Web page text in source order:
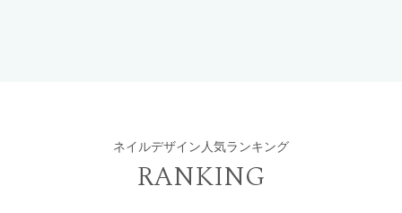
ネイルデザイン人気ランキング
RANKING